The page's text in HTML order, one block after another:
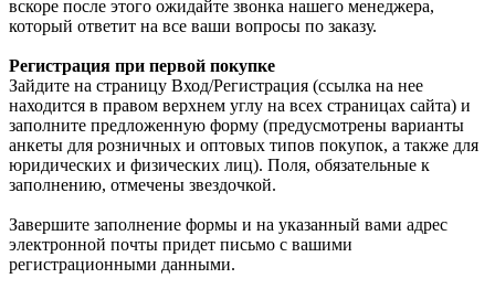
вскоре после этого ожидайте звонка нашего менеджера,
который ответит на все ваши вопросы по заказу.
Регистрация при первой покупке
Зайдите на страницу Вход/Регистрация (ссылка на нее
находится в правом верхнем углу на всех страницах сайта) и
заполните предложенную форму (предусмотрены варианты
анкеты для розничных и оптовых типов покупок, а также для
юридических и физических лиц). Поля, обязательные к
заполнению, отмечены звездочкой.
Завершите заполнение формы и на указанный вами адрес
электронной почты придет письмо с вашими
регистрационными данными.